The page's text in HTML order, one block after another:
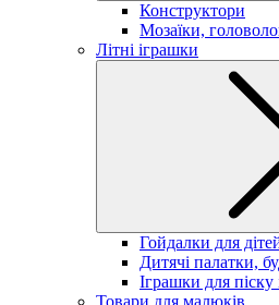
Конструктори
Мозаїки,
Літні іграшки
Гойдалки для
Дитячі палатки,
Іграшки для піску
Товари для малюків